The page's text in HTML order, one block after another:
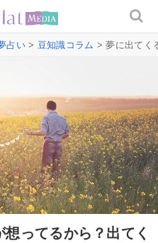
占い> 豆知識コラム > 夢に出てく
ってるから？出てく